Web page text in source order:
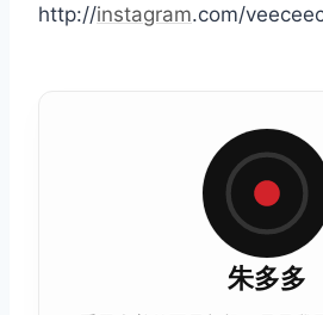
http://instagram.com/
朱多多